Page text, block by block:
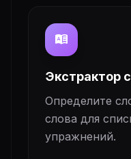
dictionary
Экстрактор
Определите
слова для
упражнений.